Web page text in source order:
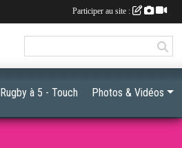
Rugby à 5 - Touch Photos & Vidéos
Participer au site :